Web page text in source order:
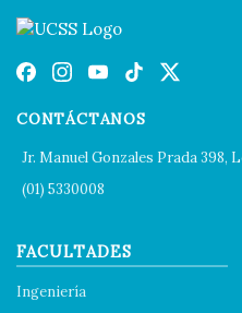
CONTÁCTANOS
Jr. Manuel Gonzales Prada 398,
(01) 5330008
FACULTADES
Ingeniería